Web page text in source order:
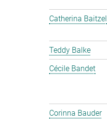
Catherina Baitzel
Teddy Balke
Cécile Bandet
Corinna Bauder